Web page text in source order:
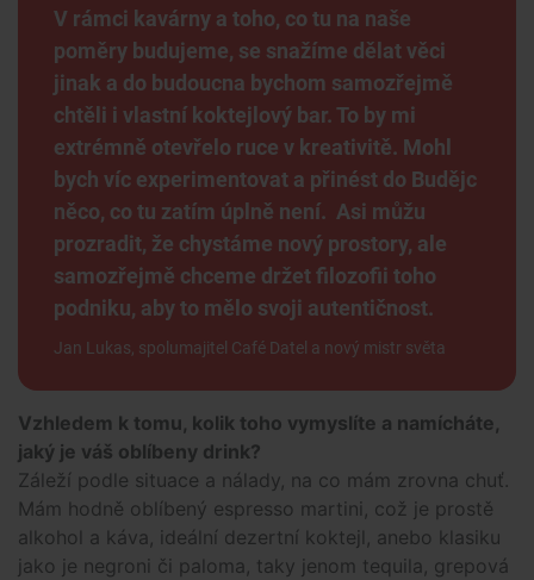
V rámci kavárny a toho, co tu na naše
poměry budujeme, se snažíme dělat věci
jinak a do budoucna bychom samozřejmě
chtěli i vlastní koktejlový bar. To by mi
extrémně otevřelo ruce v kreativitě. Mohl
bych víc experimentovat a přinést do Budějc
něco, co tu zatím úplně není. Asi můžu
prozradit, že chystáme nový prostory, ale
samozřejmě chceme držet filozofii toho
podniku, aby to mělo svoji autentičnost.
Jan Lukas, spolumajitel Café Datel a nový mistr světa
Vzhledem k tomu, kolik toho vymyslíte a namícháte,
jaký je váš oblíbeny drink?
Záleží podle situace a nálady, na co mám zrovna chuť.
Mám hodně oblíbený espresso martini, což je prostě
alkohol a káva, ideální dezertní koktejl, anebo klasiku
jako je negroni či paloma, taky jenom tequila, grepová